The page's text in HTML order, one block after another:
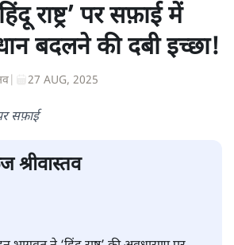
राष्ट्र’ पर सफ़ाई में
बदलने की दबी इच्छा!
27 AUG, 2025